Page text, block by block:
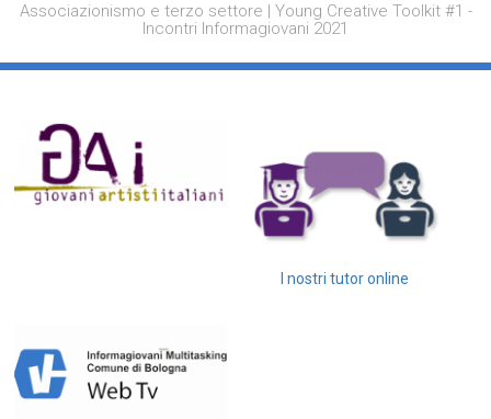
Associazionismo e terzo settore | Young Creative Toolkit #1 -
Incontri Informagiovani 2021
I nostri tutor online